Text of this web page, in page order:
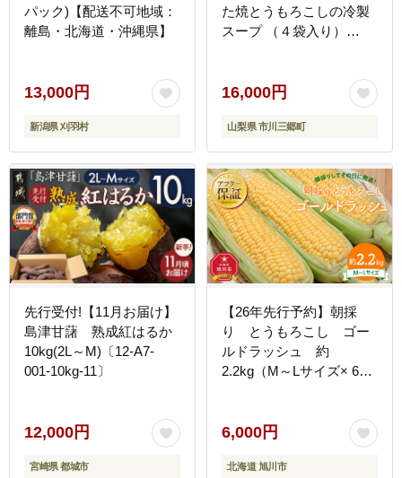
パック)【配送不可地域：
離島・北海道・沖縄県】
13,000円
新潟県 刈羽村
た焼とうもろこしの冷製
スープ （４袋入り）
16,000円
山梨県 市川三郷町
先行受付!【11月お届け】
島津甘藷 熟成紅はるか
10kg(2L～M)〔12-A7-
001-10kg-11〕
12,000円
宮崎県 都城市
【26年先行予約】朝採
り とうもろこし ゴー
ルドラッシュ 約
2.2kg（M～Lサイズ× 6
北海道産 糖度 生 野菜 ス
イートコーン 産地直送 バ
ーベキュー BBQ コーン
6,000円
北海道 旭川市